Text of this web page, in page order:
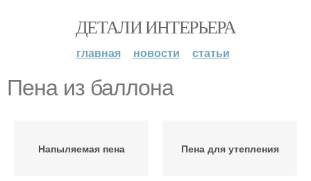
ДЕТАЛИ ИНТЕРЬЕРА
главная новости статьи
Пена из баллона
Напыляемая пена Пена для утепления